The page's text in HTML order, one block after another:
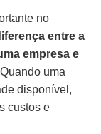
no
entre a
empresa e
Quando uma
disponível,
custos e